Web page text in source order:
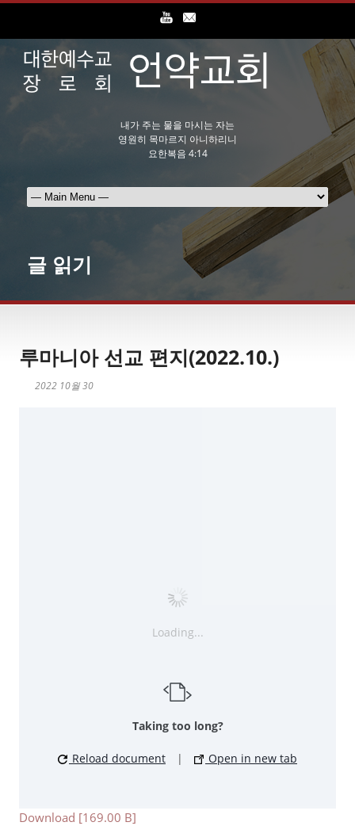
내가 주는 물을 마시는 자는
영원히 목마르지 아니하리니
요한복음 4:14
글 읽기
루마니아 선교 편지(2022.10.)
2022 10월 30
Loading...
Taking too long?
Reload document | Open in new tab
Download [169.00 B]